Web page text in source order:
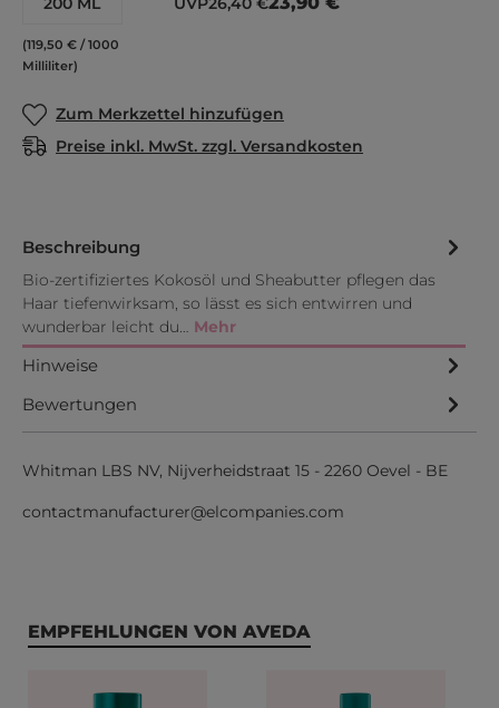
(119,50 € / 1000
Milliliter)
Zum Merkzettel hinzufügen
Preise inkl. MwSt. zzgl. Versandkosten
Beschreibung
Bio-zertifiziertes Kokosöl und Sheabutter pflegen das
Haar tiefenwirksam, so lässt es sich entwirren und
wunderbar leicht du… Mehr
Hinweise
Bewertungen
Whitman LBS NV, Nijverheidstraat 15 - 2260 Oevel - BE
contactmanufacturer@elcompanies.com
Produktgalerie überspringen
EMPFEHLUNGEN VON AVEDA